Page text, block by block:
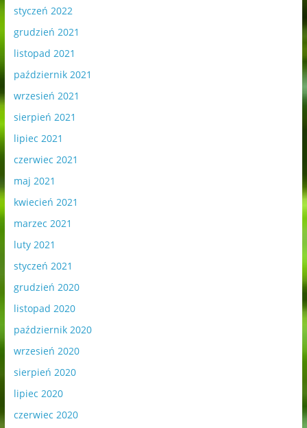
styczeń 2022
grudzień 2021
listopad 2021
październik 2021
wrzesień 2021
sierpień 2021
lipiec 2021
czerwiec 2021
maj 2021
kwiecień 2021
marzec 2021
luty 2021
styczeń 2021
grudzień 2020
listopad 2020
październik 2020
wrzesień 2020
sierpień 2020
lipiec 2020
czerwiec 2020